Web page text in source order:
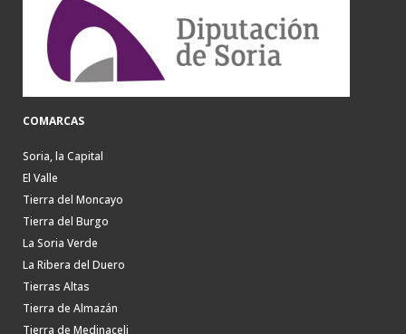
COMARCAS
Soria, la Capital
El Valle
Tierra del Moncayo
Tierra del Burgo
La Soria Verde
La Ribera del Duero
Tierras Altas
Tierra de Almazán
Tierra de Medinaceli